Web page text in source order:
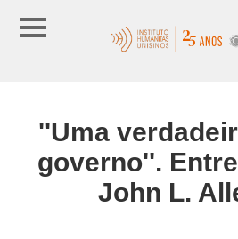
''Uma
governo''.
John L.